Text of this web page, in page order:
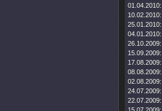
01.04.2010:
10.02.2010:
25.01.2010:
04.01.2010:
26.10.2009:
15.09.2009:
17.08.2009:
08.08.2009:
02.08.2009:
24.07.2009:
22.07.2009: